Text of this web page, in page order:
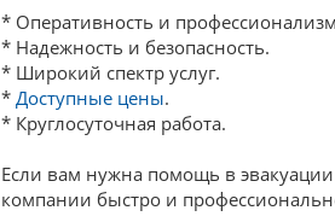
* Оперативность и
* Надежность и безопасность.
* Широкий спектр услуг.
* Доступные цены.
* Круглосуточная работа.
Если вам нужна помощь в
компании быстро и